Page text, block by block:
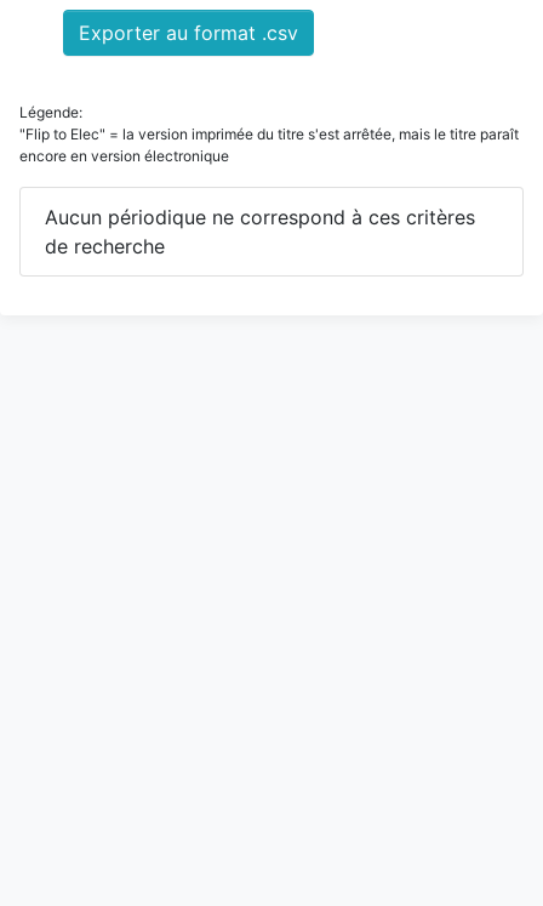
Exporter au format .csv
Légende:
"Flip to Elec" = la version imprimée du titre s'est arrêtée, mais le titre paraît
encore en version électronique
Aucun périodique ne correspond à ces critères
de recherche